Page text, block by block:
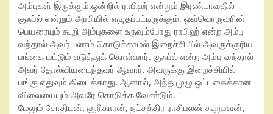
அம்புகள் இருக்கும்.ஒன்றில் ராபிஹ் என்றும் இரண்டாவதில்
குஃப்ல் என்றும் அரபியில் எழுதப்பட்டிருக்கும். ஒவ்வொருவரின்
பெயரையும் கூறி அம்புகளை உருவும்போது ராபிஹ் என்ற அம்பு
வந்தால் அவர் பணம் கொடுக்காமல் இறைச்சியில் அவருக்குரிய
பங்கை மட்டும் எடுத்துக் கொள்வார். குஃப்ல் என்ற அம்பு வந்தால்
அவர் தோல்வியடைந்தவர் ஆவார். அவருக்கு இறைச்சியில்
பங்கு எதுவும் கிடைக்காது. ஆனால், அந்த முழு ஒட்டகைக்கான
விலையையும் அவரே கொடுக்க வேண்டும்.
மேலும் சோதிடன், குறிகாரன், நட்சத்திர ராசிபலன் கூறுபவன்,